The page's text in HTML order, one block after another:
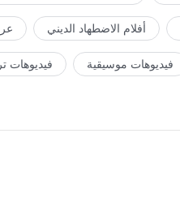
أفلام الاضطهاد الديني
فيديوهات موسيقية فيديوهات